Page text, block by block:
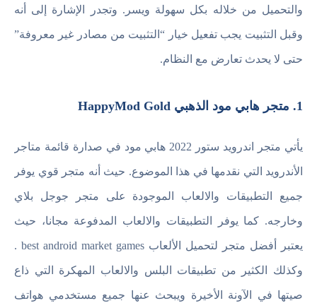
والتحميل من خلاله بكل سهولة ويسر. وتجدر الإشارة إلى أنه
وقبل التثبيت يجب تفعيل خيار “التثبيت من مصادر غير معروفة”
حتى لا يحدث تعارض مع النظام.
1. متجر هابي مود الذهبي HappyMod Gold
يأتي متجر اندرويد ستور 2022 هابي مود في صدارة قائمة متاجر
الأندرويد التي نقدمها في هذا الموضوع. حيث أنه متجر قوي يوفر
جميع التطبيقات والالعاب الموجودة على متجر جوجل بلاي
وخارجه. كما يوفر التطبيقات والالعاب المدفوعة مجانا، حيث
يعتبر أفضل متجر لتحميل الألعاب best android market games .
وكذلك الكثير من تطبيقات البلس والالعاب المهكرة التي ذاع
صيتها في الآونة الأخيرة ويبحث عنها جميع مستخدمي هواتف